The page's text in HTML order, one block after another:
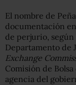
El nombre de
documentación
de perjurio, según
Departamento de
Exchange
Comisión de
agencia del